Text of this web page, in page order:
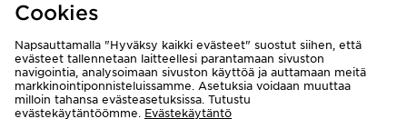
Löydä myymälä
Kumppanuusohjelma
JD Blog
Cookies
Napsauttamalla "Hyväksy kaikki evästeet" suostut siihen, että
evästeet tallennetaan laitteellesi parantamaan sivuston
navigointia, analysoimaan sivuston käyttöä ja auttamaan meitä
markkinointiponnisteluissamme. Asetuksia voidaan muuttaa
milloin tahansa evästeasetuksissa. Tutustu
evästekäytäntöömme. Evästekäytäntö